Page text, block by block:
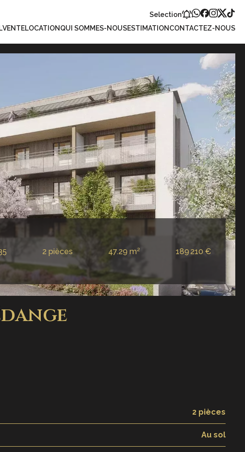
Selection
VENTELOCATION QUI SOMMES-NOUSESTIMATION CONTACTEZ-NOUS
2 pièces 47.29 m² 189 210 €
2 pièces
Au sol